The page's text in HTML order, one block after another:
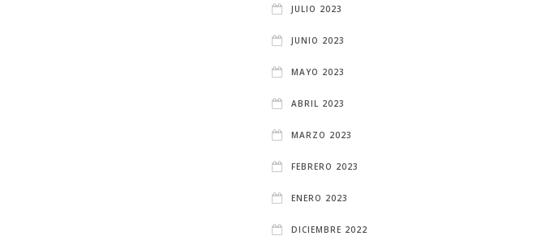
JULIO 2023
JUNIO 2023
MAYO 2023
ABRIL 2023
MARZO 2023
FEBRERO 2023
ENERO 2023
DICIEMBRE 2022